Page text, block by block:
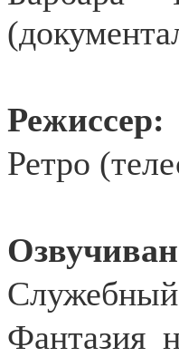
Режиссер:
Ретро
Фантазия